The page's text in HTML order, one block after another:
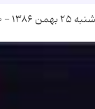
۱۳۸۶ - ۰۰:۰۰